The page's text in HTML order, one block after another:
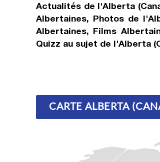
Actualités de l'Alberta
Albertaines, Photos de
Albertaines, Films
Quizz au sujet de l'Alberta
CARTE ALBERTA